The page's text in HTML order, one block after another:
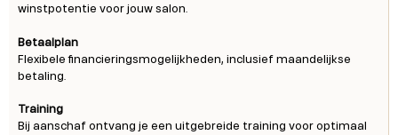
winstpotentie voor jouw salon.
Betaalplan
Flexibele financieringsmogelijkheden, inclusief maandelijkse
betaling.
Training
Bij aanschaf ontvang je een uitgebreide training voor optimaal